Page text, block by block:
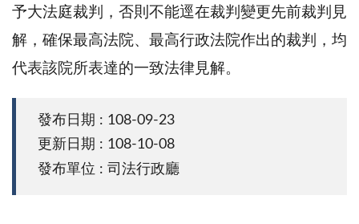
予大法庭裁判，否則不能逕在裁判變更先前裁判見
解，確保最高法院、最高行政法院作出的裁判，均
代表該院所表達的一致法律見解。
發布日期 : 108-09-23
更新日期 : 108-10-08
發布單位 : 司法行政廳